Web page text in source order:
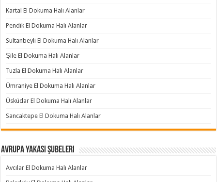
Kartal El Dokuma Halı Alanlar
Pendik El Dokuma Halı Alanlar
Sultanbeyli El Dokuma Halı Alanlar
Şile El Dokuma Halı Alanlar
Tuzla El Dokuma Halı Alanlar
Ümraniye El Dokuma Halı Alanlar
Üsküdar El Dokuma Halı Alanlar
Sancaktepe El Dokuma Halı Alanlar
Avrupa Yakası Şubeleri
Avcılar El Dokuma Halı Alanlar